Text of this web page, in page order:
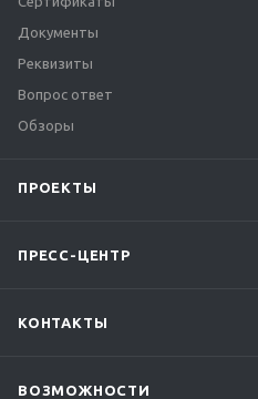
Документы
Реквизиты
Вопрос ответ
Обзоры
ПРОЕКТЫ
ПРЕСС-ЦЕНТР
КОНТАКТЫ
ВОЗМОЖНОСТИ